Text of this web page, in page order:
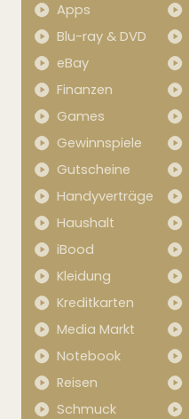
Apps
Blu-ray & DVD
eBay
Finanzen
Games
Gewinnspiele
Gutscheine
Handyverträge
Haushalt
iBood
Kleidung
Kreditkarten
Media Markt
Notebook
Reisen
Schmuck